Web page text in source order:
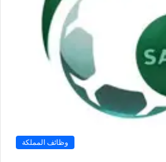
وظائف المملكة